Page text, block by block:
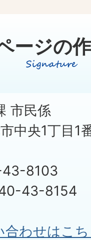
ージの
市民係
中央1丁目1
43-8103
43-8154
合わせはこ